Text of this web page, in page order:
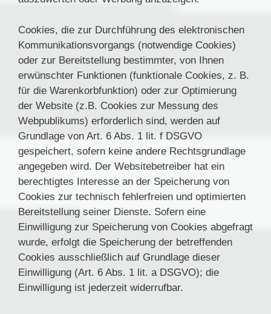
Cookies, die zur Durchführung des elektronischen
Kommunikationsvorgangs (notwendige Cookies)
oder zur Bereitstellung bestimmter, von Ihnen
erwünschter Funktionen (funktionale Cookies, z. B.
für die Warenkorbfunktion) oder zur Optimierung
der Website (z.B. Cookies zur Messung des
Webpublikums) erforderlich sind, werden auf
Grundlage von Art. 6 Abs. 1 lit. f DSGVO
gespeichert, sofern keine andere Rechtsgrundlage
angegeben wird. Der Websitebetreiber hat ein
berechtigtes Interesse an der Speicherung von
Cookies zur technisch fehlerfreien und optimierten
Bereitstellung seiner Dienste. Sofern eine
Einwilligung zur Speicherung von Cookies abgefragt
wurde, erfolgt die Speicherung der betreffenden
Cookies ausschließlich auf Grundlage dieser
Einwilligung (Art. 6 Abs. 1 lit. a DSGVO); die
Einwilligung ist jederzeit widerrufbar.